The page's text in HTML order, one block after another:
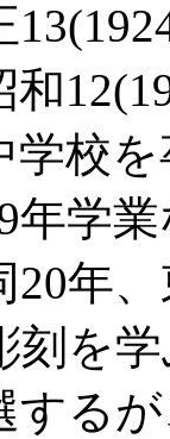
学校
年学
年
刻を
する